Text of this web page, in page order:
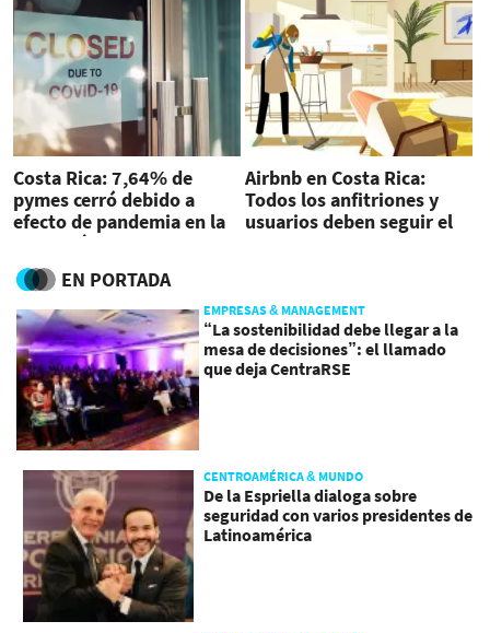
Costa Rica: 7,64% de
pymes cerró debido a
efecto de pandemia en la
economía
Airbnb en Costa Rica:
Todos los anfitriones y
usuarios deben seguir el
EN PORTADA
EMPRESAS & MANAGEMENT
“La sostenibilidad debe llegar a la
mesa de decisiones”: el llamado
que deja CentraRSE
CENTROAMÉRICA & MUNDO
De la Espriella dialoga sobre
seguridad con varios presidentes de
Latinoamérica